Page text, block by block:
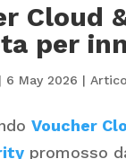
Cloud
per
| 6 May 2026 |
Voucher
promosso